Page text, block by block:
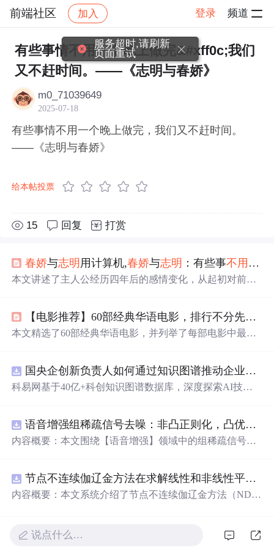
前端社区 加入 登录 频道
社区 前端社区 感慨 帖子详情
有些事情不用一个晚上做完&#xff0c;我们
又不赶时间。——《志明与春娇》
m0_71039649
2025-07-18
有些事情不用一个晚上做完，我们又不赶时间。
——《志明与春娇》
给本帖投票
15 回复 打赏
春娇与志明 用计算机,春娇与志明 ：有些事不用 一个
本文讲述了主人公经历四年后的感情变化，从起初对前任
们如何在磨合中找到自我。
【电影推荐】60部经典华语电影，排行不分先后！
本文精选了60部经典华语电影，并列举了每部电影中最令
国央企创新负责人如何通过知识图谱推动企业技术创新与外部资源高效对接？.docx
科易网基于40亿+科创知识图谱数据库，深度探索AI技术
新领域的AI+数智化解决方案，推动科技创新与产业创新
智能化发展。
语音增强组稀疏信号去噪：非凸正则化，凸优化研究（Matlab代码实现）
内容概要：本文围绕【语音增强】领域中的组稀疏信号去
文章系统阐述了组稀疏信号模型的构建机制，引入非凸正
则项以更精确地逼近理想稀疏性，克服传统凸正则化在稀
实现，涵盖语音信号预处理、稀疏系数求解、去噪重构等
关键环节，并配套提供可复现的代码资源，便于研究人员
节点不连续伽辽金方法在求解线性和非线性平流方程中的一维实现（Matlab代码实现）
内容概要：本文系统介绍了节点不连续伽辽金方法（ND
种高精度、高分辨率的数值离散化技术，特别适用于对流
说点什么…
服务超时,请刷新
页面重试